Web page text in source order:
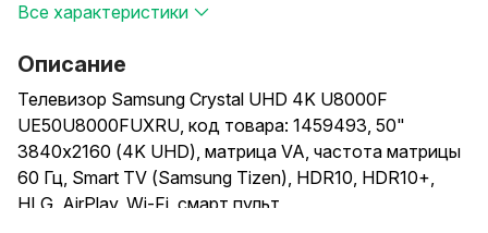
Все характеристики
Описание
Телевизор Samsung Crystal UHD 4K U8000F
UE50U8000FUXRU, код товара: 1459493, 50"
3840x2160 (4K UHD), матрица VA, частота матрицы
60 Гц, Smart TV (Samsung Tizen), HDR10, HDR10+,
HLG, AirPlay, Wi-Fi, смарт пульт